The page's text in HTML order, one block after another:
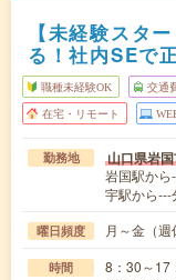
【未経験スタ
る！社内SEで
職種未経験OK 交通
在宅・リモート
勤務地 山口県岩
岩国駅から
宇駅から---
曜日頻度 月～金（週
時間
8：30～17